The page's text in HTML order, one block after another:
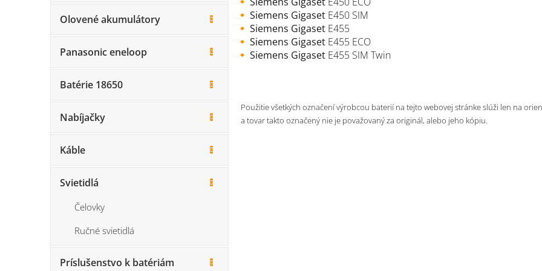
Olovené akumulátory
Panasonic eneloop
Batérie 18650
Nabíjačky
Káble
Svietidlá
Čelovky
Ručné svietidlá
Príslušenstvo k batériám
Siemens Gigaset E450 SIM
Siemens Gigaset E455
Siemens Gigaset E455 ECO
Siemens Gigaset E455 SIM Twin
Použitie všetkých označení výrobcou baterií na tejto webovej stránke slúži len na
a tovar takto označený nie je považovaný za originál, alebo jeho kópiu.